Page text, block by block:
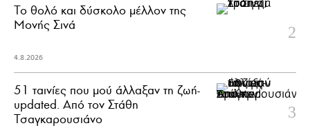
Το θολό και δύσκολο μέλλον της
Μονής Σινά
4.8.2026
51 ταινίες που μού άλλαξαν τη ζωή-
updated. Aπό τον Στάθη
Τσαγκαρουσιάνο